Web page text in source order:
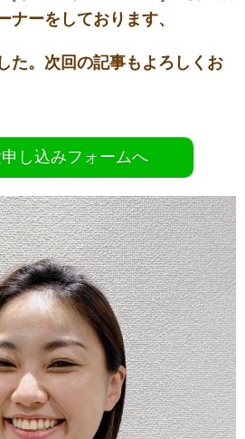
ナーをしております、
た。次回の記事もよろしくお
し込みフォームへ